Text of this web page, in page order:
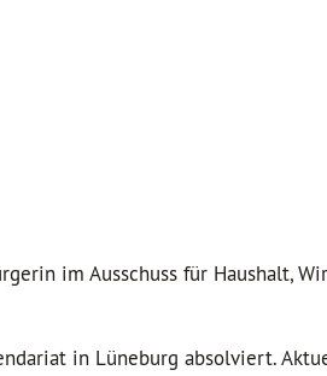
im Ausschuss für Haushalt,
in Lüneburg absolviert.